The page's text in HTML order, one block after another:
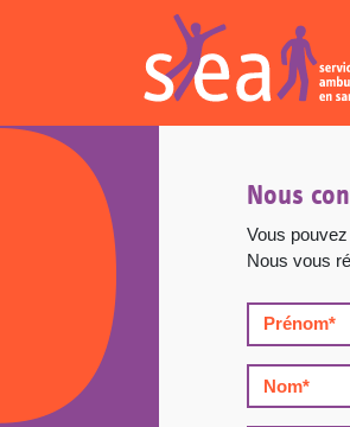
Nous
Vous
Nous vous